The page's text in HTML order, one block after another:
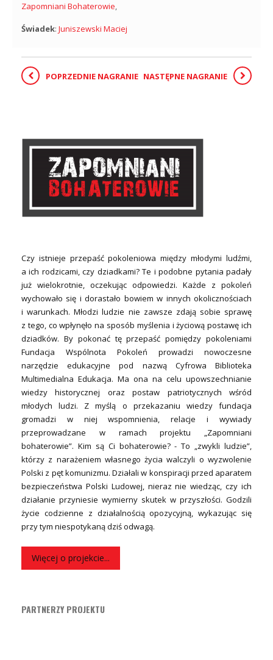
Zapomniani Bohaterowie,
Świadek: Juniszewski Maciej
POPRZEDNIE NAGRANIE NASTĘPNE NAGRANIE
Czy istnieje przepaść pokoleniowa między młodymi ludźmi,
a ich rodzicami, czy dziadkami? Te i podobne pytania padały
już wielokrotnie, oczekując odpowiedzi. Każde z pokoleń
wychowało się i dorastało bowiem w innych okolicznościach
i warunkach. Młodzi ludzie nie zawsze zdają sobie sprawę
z tego, co wpłynęło na sposób myślenia i życiową postawę ich
dziadków. By pokonać tę przepaść pomiędzy pokoleniami
Fundacja Wspólnota Pokoleń prowadzi nowoczesne
narzędzie edukacyjne pod nazwą Cyfrowa Biblioteka
Multimedialna Edukacja. Ma ona na celu upowszechnianie
wiedzy historycznej oraz postaw patriotycznych wśród
młodych ludzi. Z myślą o przekazaniu wiedzy fundacja
gromadzi w niej wspomnienia, relacje i wywiady
przeprowadzane w ramach projektu „Zapomniani
bohaterowie”. Kim są Ci bohaterowie? - To „zwykli ludzie”,
którzy z narażeniem własnego życia walczyli o wyzwolenie
Polski z pęt komunizmu. Działali w konspiracji przed aparatem
bezpieczeństwa Polski Ludowej, nieraz nie wiedząc, czy ich
działanie przyniesie wymierny skutek w przyszłości. Godzili
życie codzienne z działalnością opozycyjną, wykazując się
przy tym niespotykaną dziś odwagą.
Więcej o projekcie...
PARTNERZY PROJEKTU